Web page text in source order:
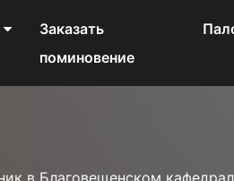
Заказать
поминовение
в Благовещенском